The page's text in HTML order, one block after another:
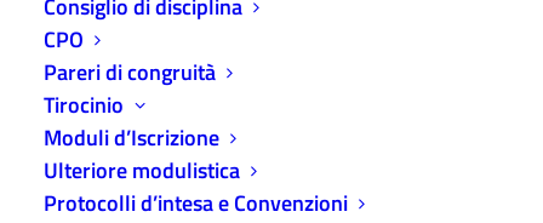
Consiglio di disciplina
CPO
Pareri di congruità
Tirocinio
Moduli d’Iscrizione
Ulteriore modulistica
Protocolli d’intesa e Convenzioni
Corso di Formazione per l’esercizio della
Professione di Dottore Commercialista ed Esperto
Contabile a.a. 2024/2025